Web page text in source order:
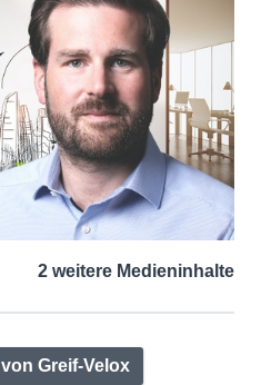
2 weitere Medieninhalte
Greif-Velox